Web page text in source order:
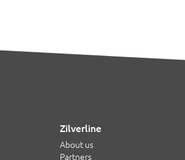
Zilverline
About us
Partners